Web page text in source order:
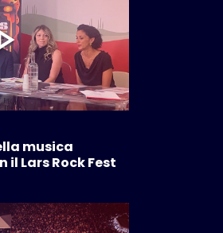
musica
Lars Rock Fest